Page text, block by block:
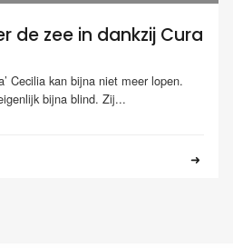
de zee in dankzij Cura
Cecilia kan bijna niet meer lopen.
bijna blind. Zij...